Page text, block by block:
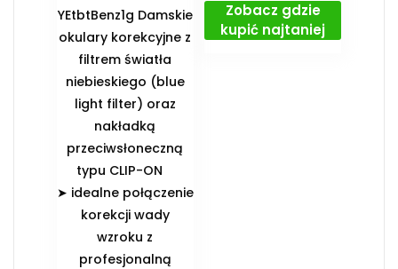
YEtbtBenz1g Damskie
okulary korekcyjne z
filtrem światła
niebieskiego (blue
light filter) oraz
nakładką
przeciwsłoneczną
typu CLIP-ON
➤ idealne połączenie
korekcji wady
wzroku z
profesjonalną
Zobacz gdzie
kupić najtaniej